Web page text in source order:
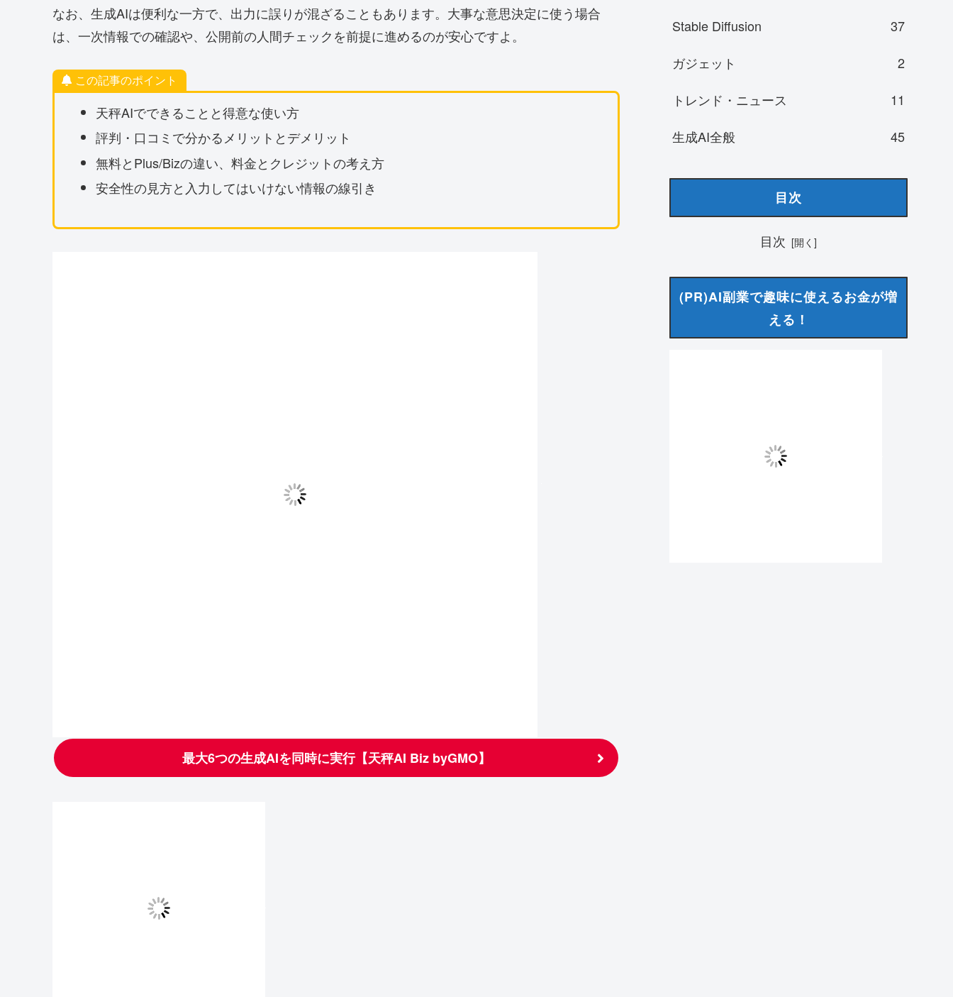
なお、生成AIは便利な一方で、出力に誤りが混ざることもあります。大事な意思決定に使う場合
は、一次情報での確認や、公開前の人間チェックを前提に進めるのが安心ですよ。
この記事のポイント
天秤AIでできることと得意な使い方
評判・口コミで分かるメリットとデメリット
無料とPlus/Bizの違い、料金とクレジットの考え方
安全性の見方と入力してはいけない情報の線引き
最大6つの生成AIを同時に実行【天秤AI Biz byGMO】
Stable Diffusion
37
ガジェット
2
トレンド・ニュース
11
生成AI全般
45
目次
目次
(PR)AI副業で趣味に使えるお金が増
える！